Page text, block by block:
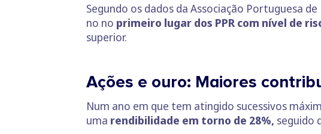
Segundo os dados da Associação Portuguesa
no no primeiro lugar dos PPR com nível de
superior.
Ações e ouro: Maiores
Num ano em que tem atingido sucessivos
uma rendibilidade em torno de 28%, seguido